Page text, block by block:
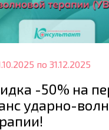
по 31.12.2025
-50% на
ударно-